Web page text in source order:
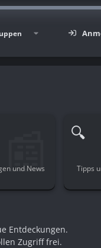
und News
📰 🔍
Tipps
Entdeckungen.
Zugriff frei.